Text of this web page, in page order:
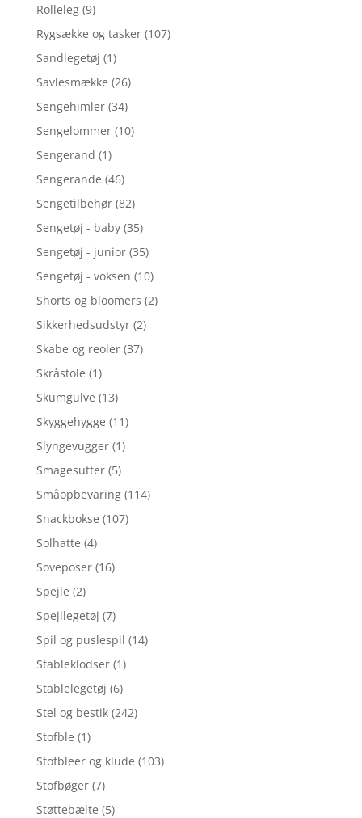
Rolleleg (9)
Rygsække og tasker (107)
Sandlegetøj (1)
Savlesmække (26)
Sengehimler (34)
Sengelommer (10)
Sengerand (1)
Sengerande (46)
Sengetilbehør (82)
Sengetøj - baby (35)
Sengetøj - junior (35)
Sengetøj - voksen (10)
Shorts og bloomers (2)
Sikkerhedsudstyr (2)
Skabe og reoler (37)
Skråstole (1)
Skumgulve (13)
Skyggehygge (11)
Slyngevugger (1)
Smagesutter (5)
Småopbevaring (114)
Snackbokse (107)
Solhatte (4)
Soveposer (16)
Spejle (2)
Spejllegetøj (7)
Spil og puslespil (14)
Stableklodser (1)
Stablelegetøj (6)
Stel og bestik (242)
Stofble (1)
Stofbleer og klude (103)
Stofbøger (7)
Støttebælte (5)